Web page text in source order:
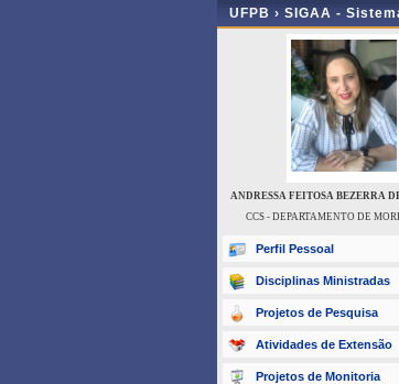
UFPB › SIGAA -
ANDRESSA FEITOSA BEZERRA
CCS - DEPARTAMENTO DE
Perfil Pessoal
Disciplinas Ministradas
Projetos de Pesquisa
Atividades de Extensão
Projetos de Monitoria